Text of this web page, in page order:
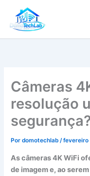
conteúdo
Câmeras
resolução
Pordomotechlab/fevereiro
As câmeras 4K WiFi
de imagem e, ao